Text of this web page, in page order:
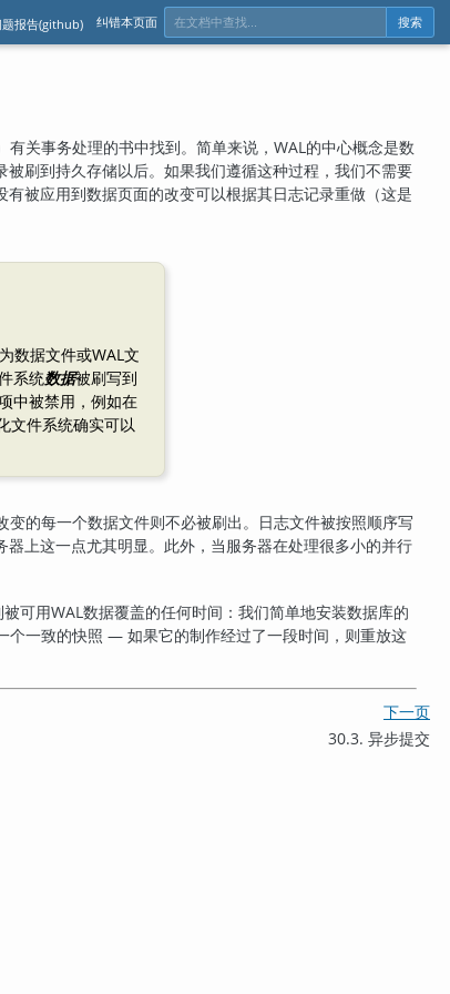
题报告(github) 纠错本页面 搜索
关事务处理的书中找到。简单来说， WAL的中心概念是数
刷到持久存储以后。如果我们遵循这种过程，我们不需要
被应用到数据页面的改变可以根据其日志记录重做（这是
数据文件或WAL文
系统数据被刷写到
中被禁用，例如在
文件系统确实可以
的每一个数据文件则不必被刷出。日志文件被按照顺序写
上这一点尤其明显。此外，当服务器在处理很多小的并行
可用WAL数据覆盖的任何时间：我们简单地安装数据库的
个一致的快照 — 如果它的制作经过了一段时间，则重放这
下一页
30.3. 异步提交